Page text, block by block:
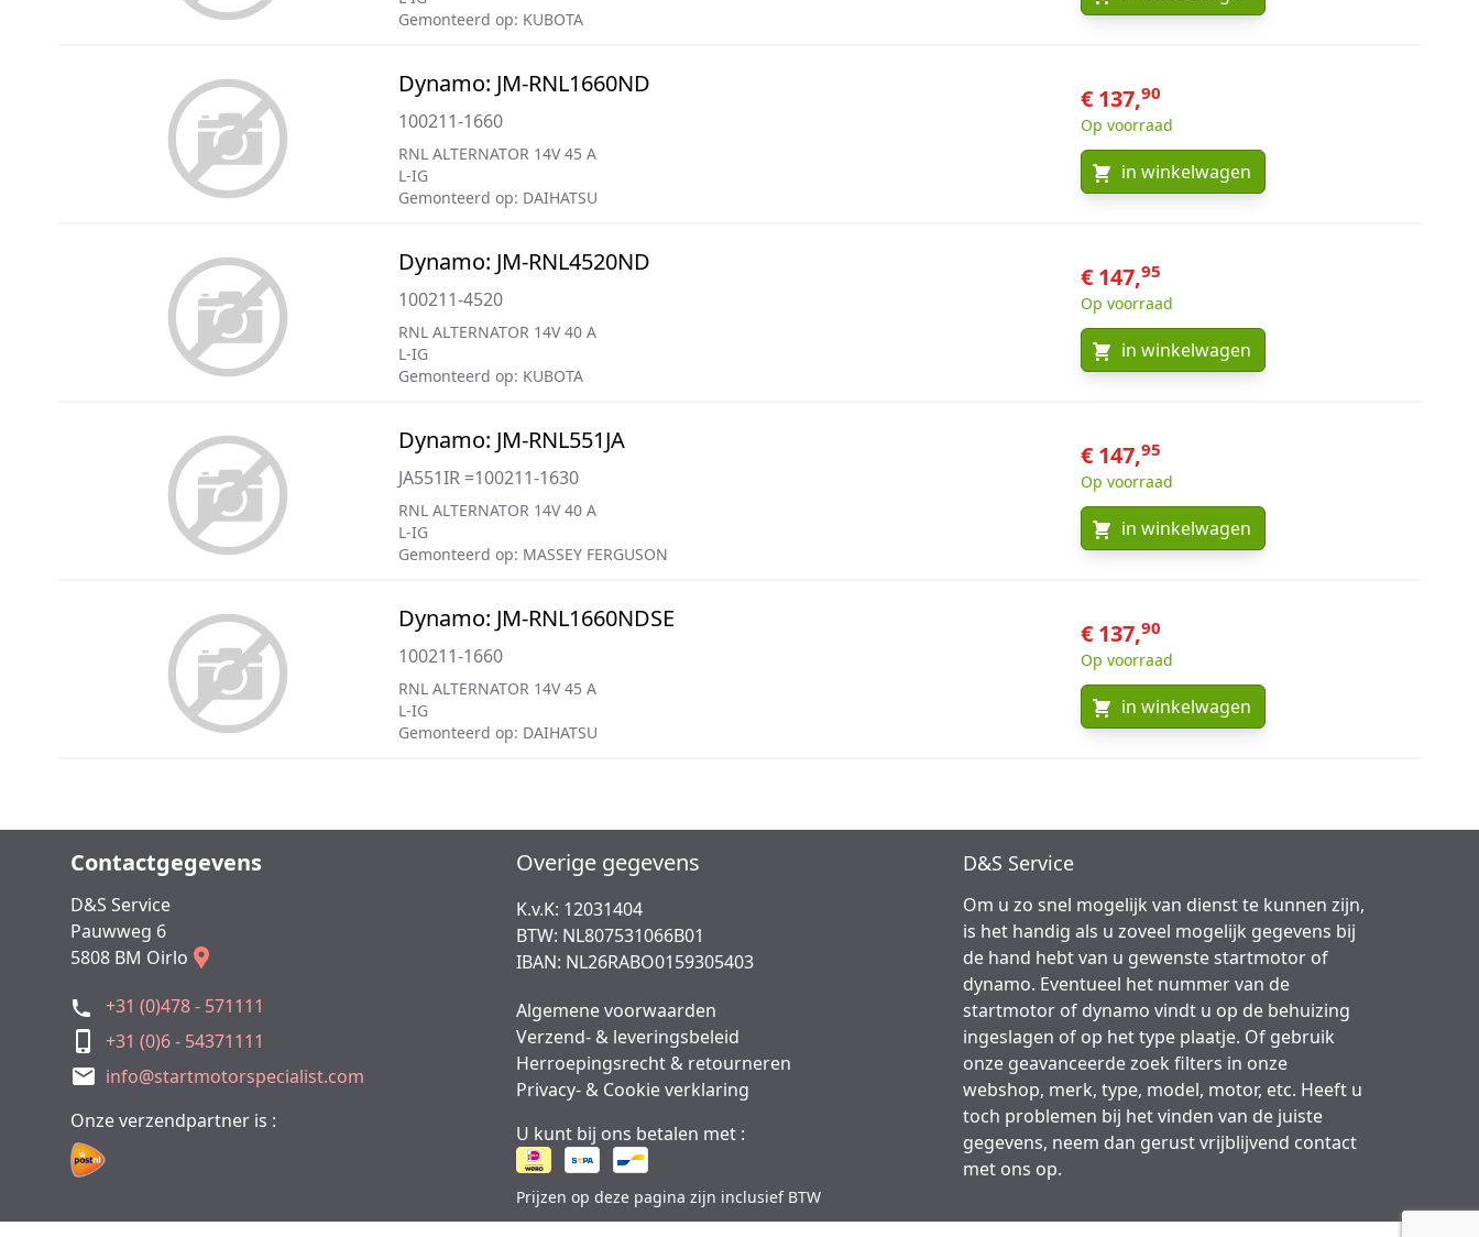
Gemonteerd op: KUBOTA
Dynamo: JM-RNL1660ND
100211-1660
RNL ALTERNATOR 14V 45 A
L-IG
Gemonteerd op: DAIHATSU
€ 137,90
Op voorraad
in winkelwagen
Dynamo: JM-RNL4520ND
100211-4520
RNL ALTERNATOR 14V 40 A
L-IG
Gemonteerd op: KUBOTA
€ 147,95
Op voorraad
in winkelwagen
Dynamo: JM-RNL551JA
JA551IR =100211-1630
RNL ALTERNATOR 14V 40 A
L-IG
Gemonteerd op: MASSEY FERGUSON
€ 147,95
Op voorraad
in winkelwagen
Dynamo: JM-RNL1660NDSE
100211-1660
RNL ALTERNATOR 14V 45 A
L-IG
Gemonteerd op: DAIHATSU
€ 137,90
Op voorraad
in winkelwagen
Contactgegevens
D&S Service
Pauwweg 6
5808 BM Oirlo
+31 (0)478 - 571111
+31 (0)6 - 54371111
info@startmotorspecialist.com
Onze verzendpartner is :
Overige gegevens
K.v.K: 12031404
BTW: NL807531066B01
IBAN: NL26RABO0159305403
Algemene voorwaarden
Verzend- & leveringsbeleid
Herroepingsrecht & retourneren
Privacy- & Cookie verklaring
U kunt bij ons betalen met :
Prijzen op deze pagina zijn inclusief BTW
D&S Service
Om u zo snel mogelijk van dienst te kunnen zijn,
is het handig als u zoveel mogelijk gegevens bij
de hand hebt van u gewenste startmotor of
dynamo. Eventueel het nummer van de
startmotor of dynamo vindt u op de behuizing
ingeslagen of op het type plaatje. Of gebruik
onze geavanceerde zoek filters in onze
webshop, merk, type, model, motor, etc. Heeft u
toch problemen bij het vinden van de juiste
gegevens, neem dan gerust vrijblijvend contact
met ons op.